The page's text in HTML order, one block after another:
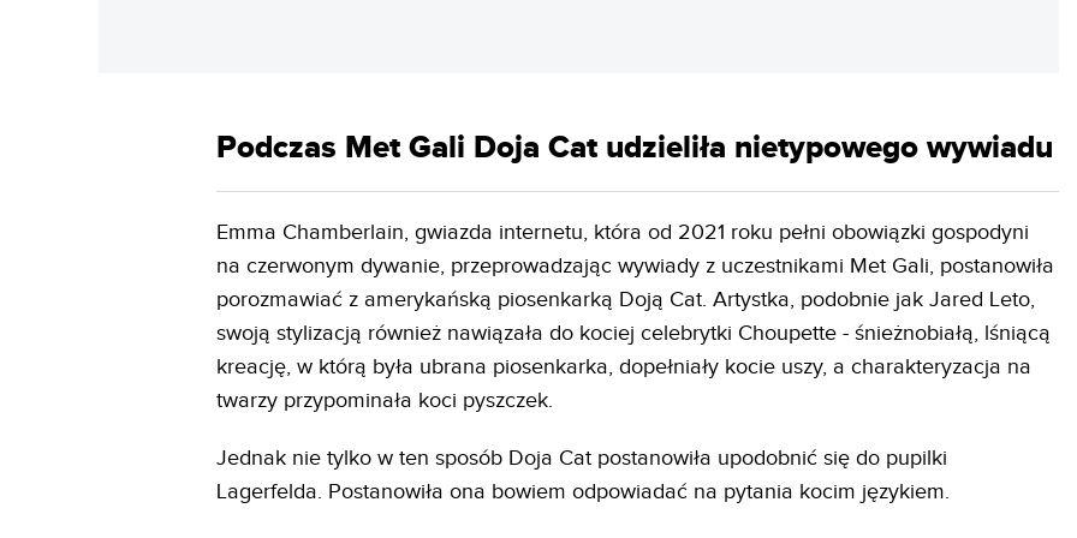
Podczas Met Gali Doja Cat udzieliła nietypowego wywiadu
Emma Chamberlain, gwiazda internetu, która od 2021 roku pełni obowiązki gospodyni
na czerwonym dywanie, przeprowadzając wywiady z uczestnikami Met Gali, postanowiła
porozmawiać z amerykańską piosenkarką Doją Cat. Artystka, podobnie jak Jared Leto,
swoją stylizacją również nawiązała do kociej celebrytki Choupette - śnieżnobiałą, lśniącą
kreację, w którą była ubrana piosenkarka, dopełniały kocie uszy, a charakteryzacja na
twarzy przypominała koci pyszczek.
Jednak nie tylko w ten sposób Doja Cat postanowiła upodobnić się do pupilki
Lagerfelda. Postanowiła ona bowiem odpowiadać na pytania kocim językiem.